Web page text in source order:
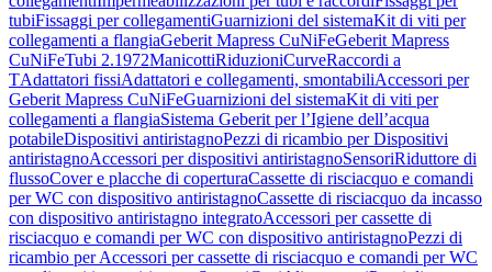
tubiFissaggi per collegamentiGuarnizioni del sistemaKit di viti per
collegamenti a flangiaGeberit Mapress CuNiFeGeberit Mapress
CuNiFeTubi 2.1972ManicottiRiduzioniCurveRaccordi a
TAdattatori fissiAdattatori e collegamenti, smontabiliAccessori per
Geberit Mapress CuNiFeGuarnizioni del sistemaKit di viti per
collegamenti a flangiaSistema Geberit per l’Igiene dell’acqua
potabileDispositivi antiristagnoPezzi di ricambio per Dispositivi
antiristagnoAccessori per dispositivi antiristagnoSensoriRiduttore di
flussoCover e placche di coperturaCassette di risciacquo e comandi
per WC con dispositivo antiristagnoCassette di risciacquo da incasso
con dispositivo antiristagno integratoAccessori per cassette di
risciacquo e comandi per WC con dispositivo antiristagnoPezzi di
ricambio per Accessori per cassette di risciacquo e comandi per WC